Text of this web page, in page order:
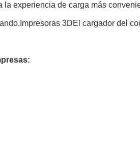
experiencia de carga más
3DEl cargador del